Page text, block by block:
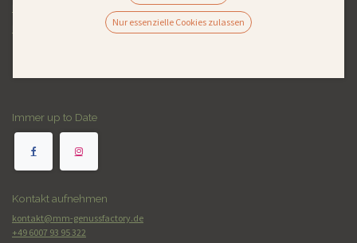
Immer up to Date
Kontakt aufnehmen
kontakt@mm-genussfactory.de
+49 6007 93 95 322
Nur essenzielle Cookies zulassen